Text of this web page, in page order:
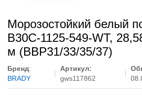
Морозостойкий белый
B30C-1125-549-WT,
м (BBP31/33/35/37)
Бренд:
BRADY
Артикул:
gws117862